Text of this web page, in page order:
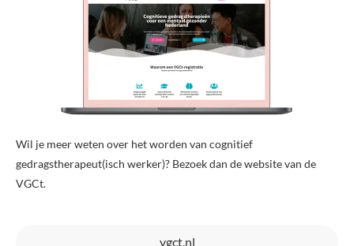
Wil je meer weten over het worden van cognitief
gedragstherapeut(isch werker)? Bezoek dan de website van de
VGCt.
vgct.nl